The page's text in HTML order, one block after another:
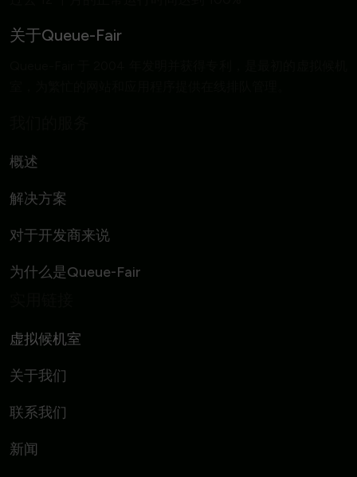
关于Queue-Fair
概述
解决方案
对于开发商来说
为什么是Queue-Fair
虚拟候机室
关于我们
联系我们
新闻